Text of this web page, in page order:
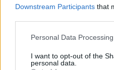
Downstream Participants that
Personal Data
I want to opt-out of the
personal data.